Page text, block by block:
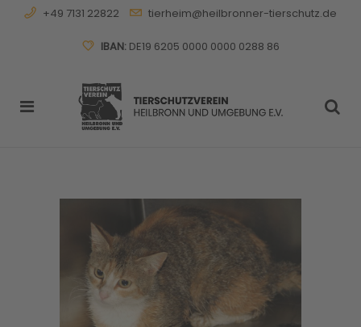
+49 7131 22822 tierheim@heilbronner-tierschutz.de
IBAN:DE19 6205 0000 0000 0288 86